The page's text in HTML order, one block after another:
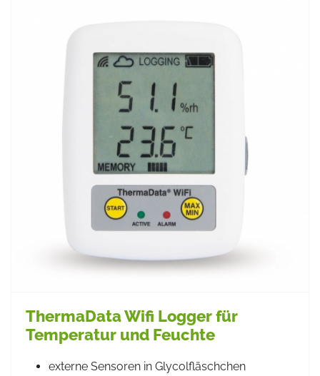
ThermaData Wifi Logger für
Temperatur und Feuchte
externe Sensoren in Glycolfläschchen